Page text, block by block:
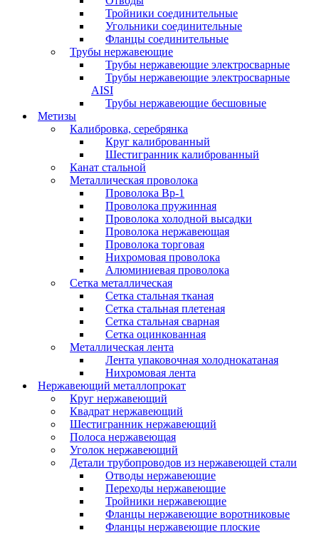
Тройники соединительные
Угольники соединительные
Фланцы соединительные
Трубы нержавеющие
Трубы нержавеющие электросварные
Трубы нержавеющие электросварные
AISI
Трубы нержавеющие бесшовные
Метизы
Калибровка, серебрянка
Круг калиброванный
Шестигранник калиброванный
Канат стальной
Металлическая проволока
Проволока Вр-1
Проволока пружинная
Проволока холодной высадки
Проволока нержавеющая
Проволока торговая
Нихромовая проволока
Алюминиевая проволока
Сетка металлическая
Сетка стальная тканая
Сетка стальная плетеная
Сетка стальная сварная
Сетка оцинкованная
Металлическая лента
Лента упаковочная холоднокатаная
Нихромовая лента
Нержавеющий металлопрокат
Круг нержавеющий
Квадрат нержавеющий
Шестигранник нержавеющий
Полоса нержавеющая
Уголок нержавеющий
Детали трубопроводов из нержавеющей стали
Отводы нержавеющие
Переходы нержавеющие
Тройники нержавеющие
Фланцы нержавеющие воротниковые
Фланцы нержавеющие плоские